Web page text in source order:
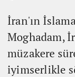
İran'ın
Moghadam,
müzakere
iyimserlikle